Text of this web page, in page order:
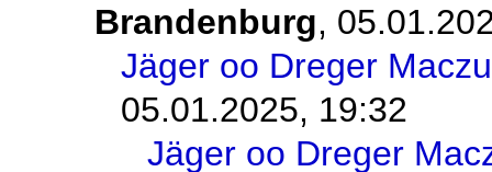
Brandenburg,
Jäger oo Dreger
05.01.2025, 19:32
Jäger oo Dreger